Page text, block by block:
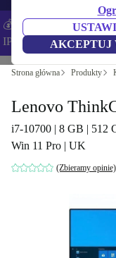
AKCEPTUJ
💰Zaoszczędź
IPHONEDEAL –
Strona główna Produkty
Lenovo
i7-10700 | 8 GB | 512
Win 11 Pro | UK
(Zbieramy opinie)